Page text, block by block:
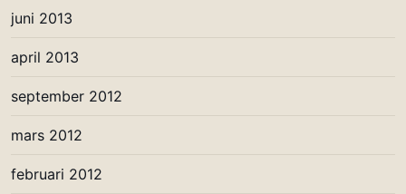
juni 2013
april 2013
september 2012
mars 2012
februari 2012